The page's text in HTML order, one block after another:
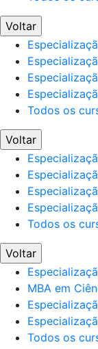
Voltar
Todos os
Voltar
Todos os
Voltar
MBA em
Todos os